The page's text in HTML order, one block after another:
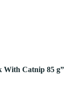
With Catnip 85 g”